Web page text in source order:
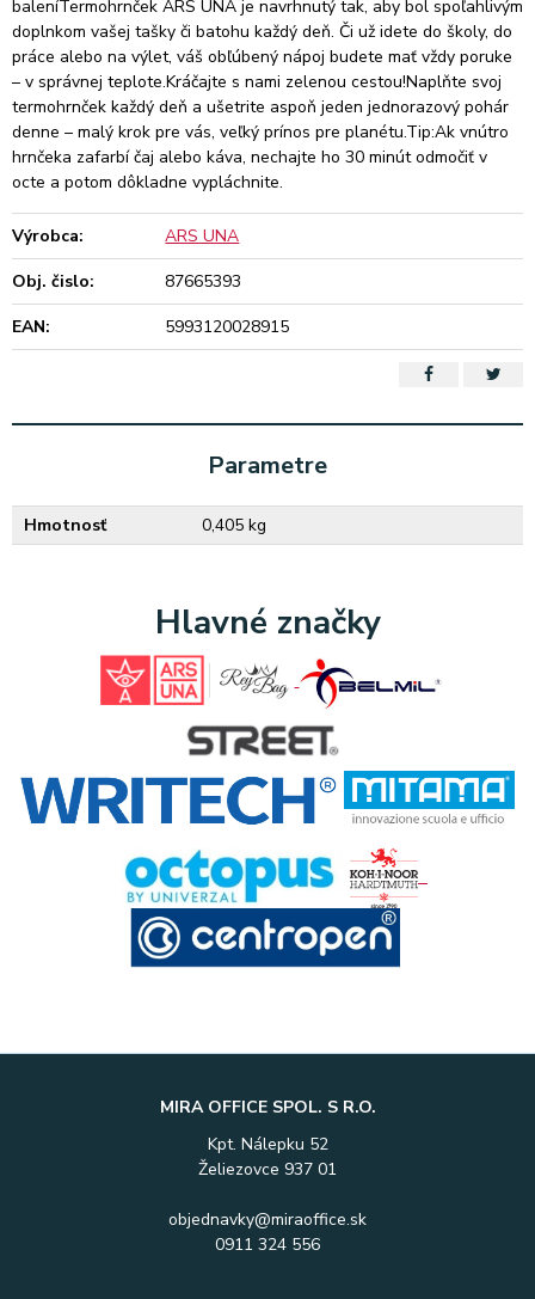
baleníTermohrnček ARS UNA je navrhnutý tak, aby bol spoľahlivým
doplnkom vašej tašky či batohu každý deň. Či už idete do školy, do
práce alebo na výlet, váš obľúbený nápoj budete mať vždy poruke
– v správnej teplote.Kráčajte s nami zelenou cestou!Naplňte svoj
termohrnček každý deň a ušetrite aspoň jeden jednorazový pohár
denne – malý krok pre vás, veľký prínos pre planétu.Tip:Ak vnútro
hrnčeka zafarbí čaj alebo káva, nechajte ho 30 minút odmočiť v
octe a potom dôkladne vypláchnite.
Výrobca:
ARS UNA
Obj. čislo:
87665393
EAN:
5993120028915
Parametre
Hmotnosť 0,405 kg
Hlavné značky
MIRA OFFICE SPOL. S R.O.
Kpt. Nálepku 52
Želiezovce 937 01
objednavky@miraoffice.sk
0911 324 556